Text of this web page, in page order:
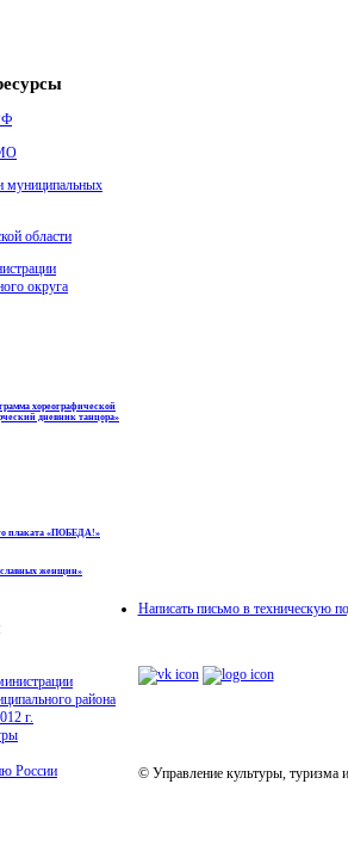
муниципальных
области
округа
хореографической
дневник танцора»
плаката «ПОБЕДА!»
женщин»
района
г.
России
Написать письмо в техническую
© Управление культуры, туризма